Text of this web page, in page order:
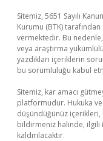
Sitemiz, 5651 Sayılı
Kurumu (BTK)
vermektedir. Bu
veya araştırma
yazdıkları içeriklerin
bu sorumluluğu kabul
Sitemiz, kar amacı
platformudur. Hukuka
düşündüğünüz içerikleri,
bildirmeniz halinde, ilgili
kaldırılacaktır.